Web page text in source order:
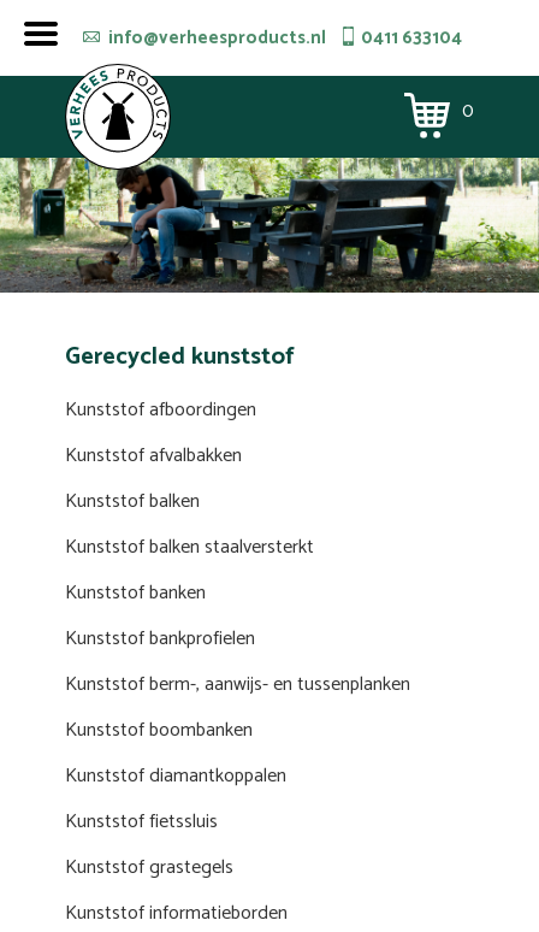
info@verheesproducts.nl 0411 633104
0
Gerecycled kunststof
Kunststof afboordingen
Kunststof afvalbakken
Kunststof balken
Kunststof balken staalversterkt
Kunststof banken
Kunststof bankprofielen
Kunststof berm-, aanwijs- en tussenplanken
Kunststof boombanken
Kunststof diamantkoppalen
Kunststof fietssluis
Kunststof grastegels
Kunststof informatieborden